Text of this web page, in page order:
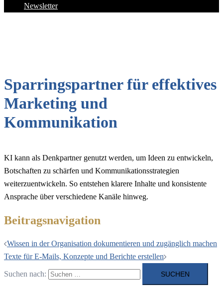
Newsletter
Sparringspartner für effektives
Marketing und
Kommunikation
KI kann als Denkpartner genutzt werden, um Ideen zu entwickeln,
Botschaften zu schärfen und Kommunikationsstrategien
weiterzuentwickeln. So entstehen klarere Inhalte und konsistente
Ansprache über verschiedene Kanäle hinweg.
Beitragsnavigation
Wissen in der Organisation dokumentieren und zugänglich machen
Texte für E-Mails, Konzepte und Berichte erstellen
Suchen nach: